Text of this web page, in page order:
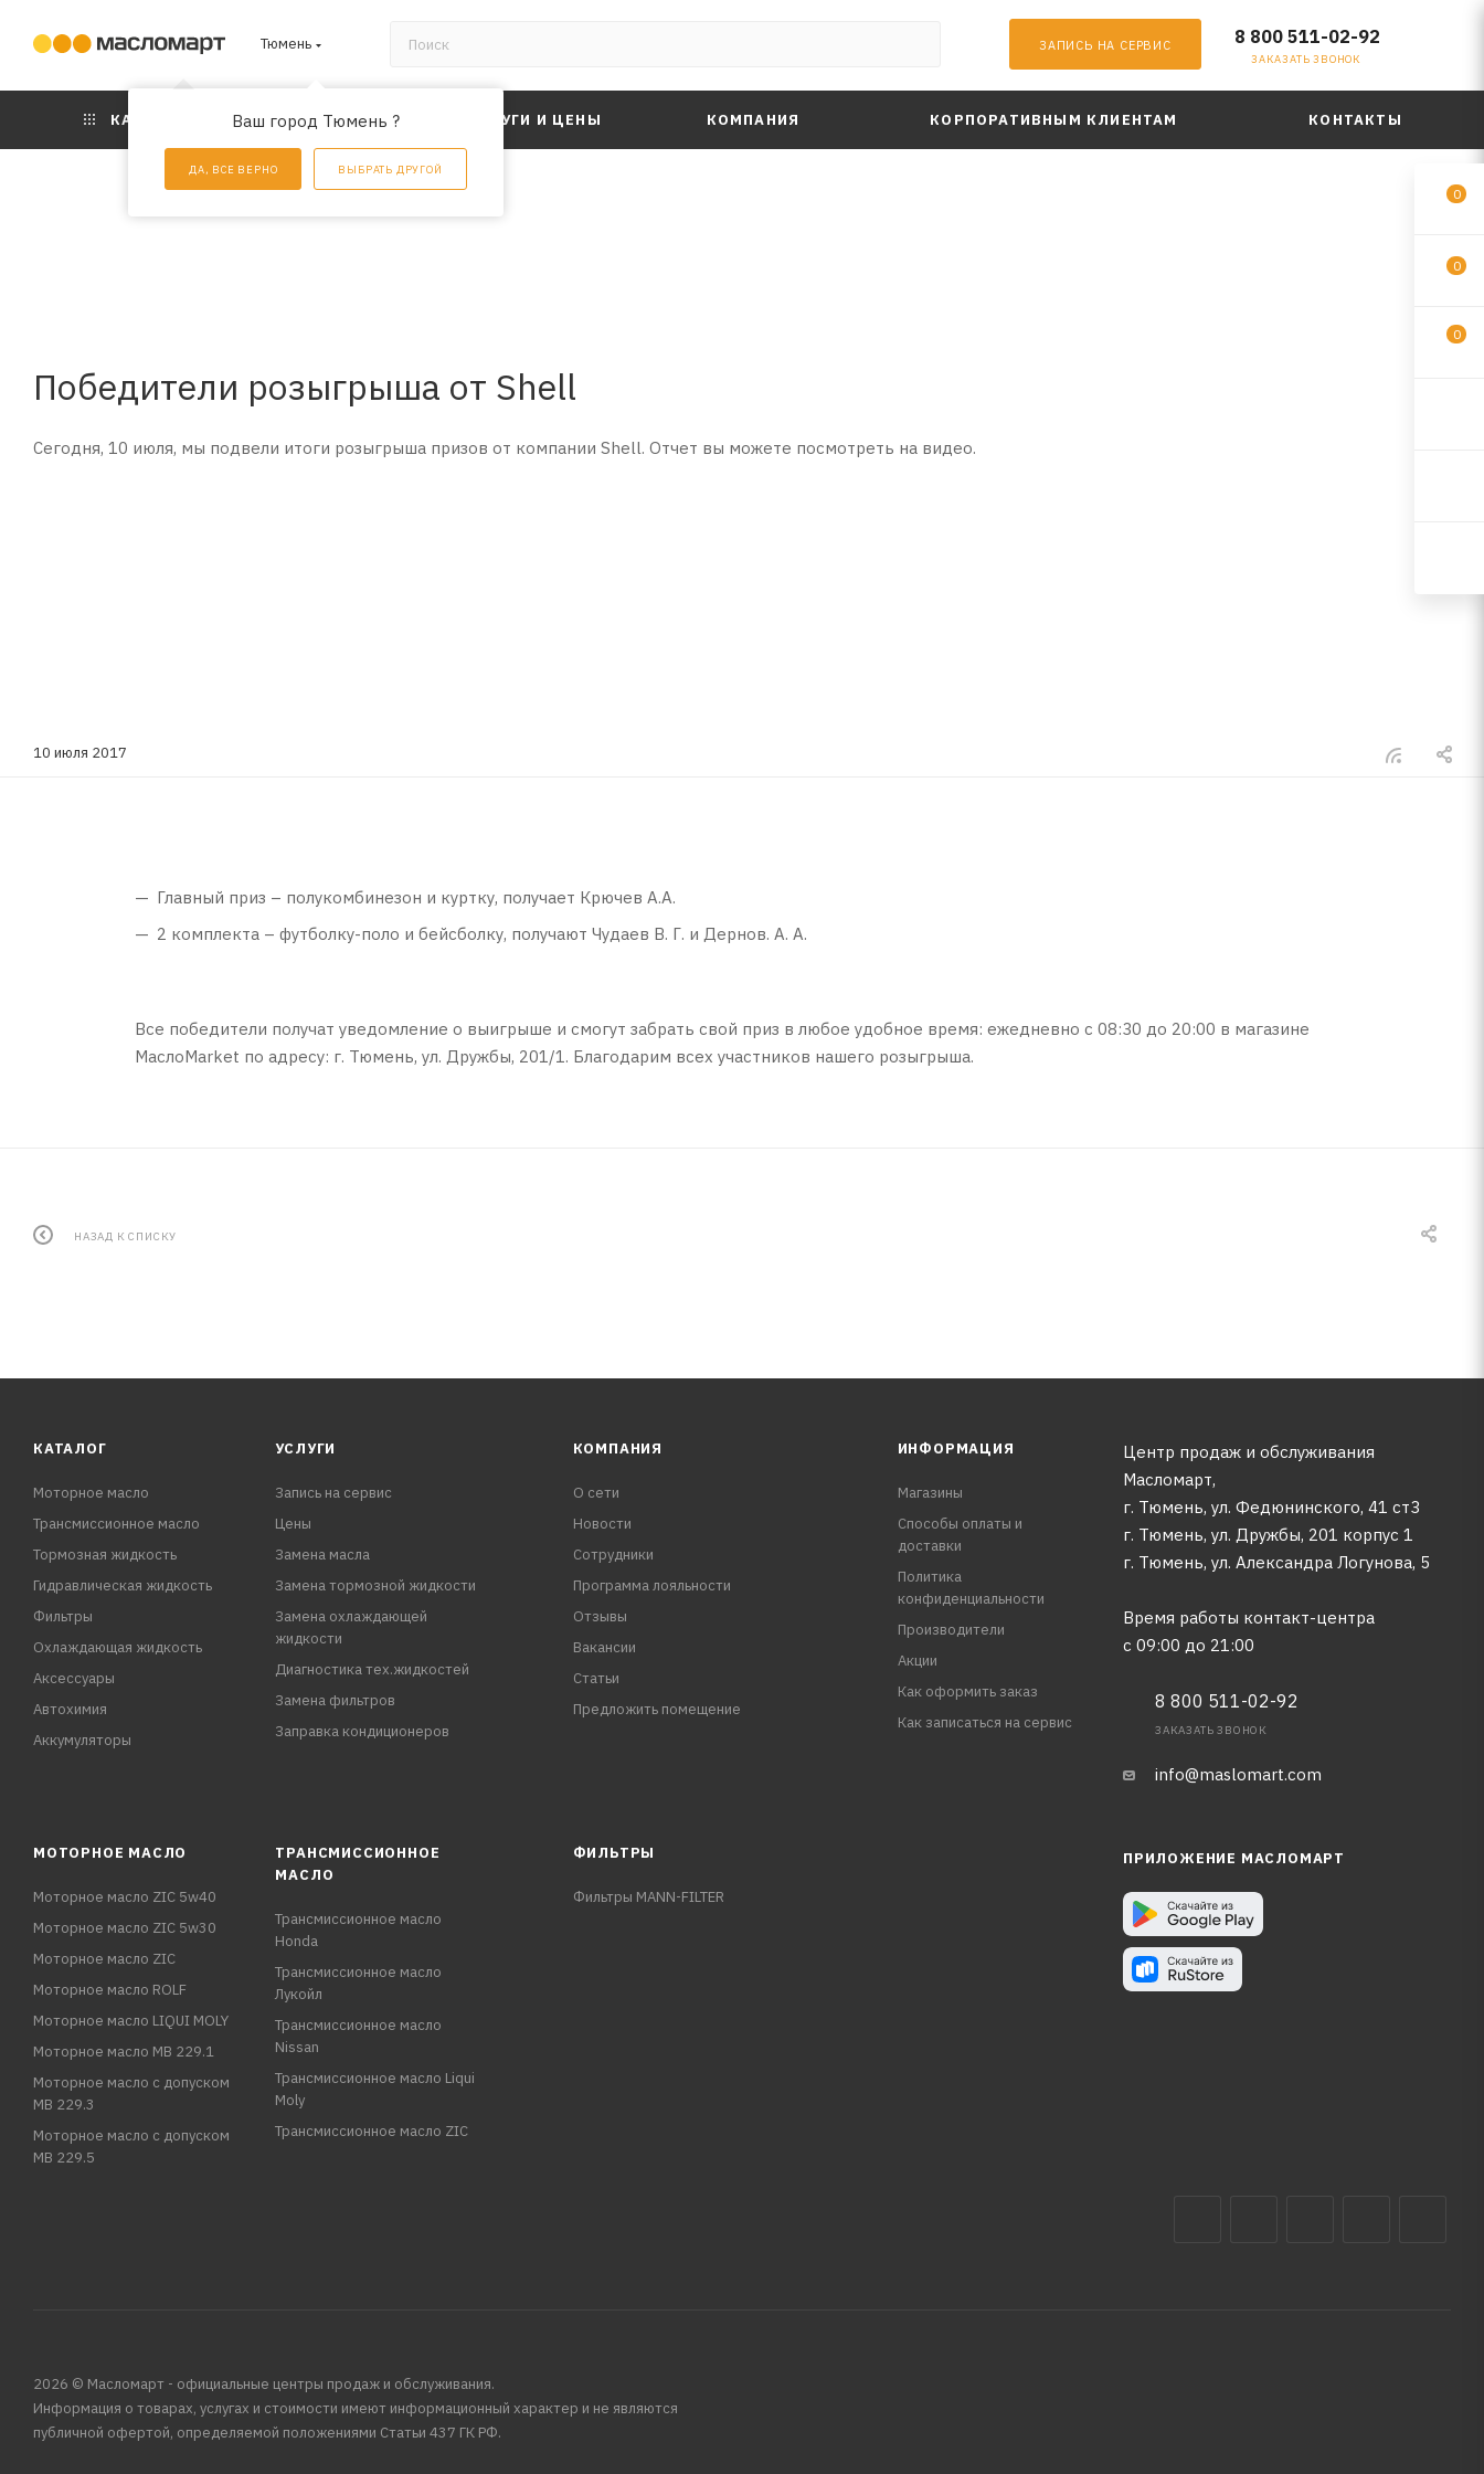
Тюмень
Ваш город Тюмень ?
ДА, ВСЕ ВЕРНО ВЫБРАТЬ ДРУГОЙ
ЗАПИСЬ НА СЕРВИС 8 800 511-02-92
ЗАКАЗАТЬ ЗВОНОК
КАТАЛОГ АКЦИИ УСЛУГИ И ЦЕНЫ КОМПАНИЯ КОРПОРАТИВНЫМ КЛИЕНТАМ КОНТАКТЫ
Победители розыгрыша от Shell
Сегодня, 10 июля, мы подвели итоги розыгрыша призов от компании Shell. Отчет вы можете посмотреть на видео.
10 июля 2017
Главный приз – полукомбинезон и куртку, получает Крючев А.А.
2 комплекта – футболку-поло и бейсболку, получают Чудаев В. Г. и Дернов. А. А.
Все победители получат уведомление о выигрыше и смогут забрать свой приз в любое удобное время: ежедневно с 08:30 до 20:00 в магазине
МаслоMarket по адресу: г. Тюмень, ул. Дружбы, 201/1. Благодарим всех участников нашего розыгрыша.
НАЗАД К СПИСКУ
КАТАЛОГ
Моторное масло
Трансмиссионное масло
Тормозная жидкость
Гидравлическая жидкость
Фильтры
Охлаждающая жидкость
Аксессуары
Автохимия
Аккумуляторы
УСЛУГИ
Запись на сервис
Цены
Замена масла
Замена тормозной жидкости
Замена охлаждающей
жидкости
Диагностика тех.жидкостей
Замена фильтров
Заправка кондиционеров
КОМПАНИЯ
О сети
Новости
Сотрудники
Программа лояльности
Отзывы
Вакансии
Статьи
Предложить помещение
ИНФОРМАЦИЯ
Магазины
Способы оплаты и
доставки
Политика
конфиденциальности
Производители
Акции
Как оформить заказ
Как записаться на сервис
Центр продаж и обслуживания
Масломарт,
г. Тюмень, ул. Федюнинского, 41 ст3
г. Тюмень, ул. Дружбы, 201 корпус 1
г. Тюмень, ул. Александра Логунова, 5
Время работы контакт-центра
с 09:00 до 21:00
8 800 511-02-92
ЗАКАЗАТЬ ЗВОНОК
info@maslomart.com
МОТОРНОЕ МАСЛО
Моторное масло ZIC 5w40
Моторное масло ZIC 5w30
Моторное масло ZIC
Моторное масло ROLF
Моторное масло LIQUI MOLY
Моторное масло MB 229.1
Моторное масло с допуском
MB 229.3
Моторное масло с допуском
MB 229.5
ТРАНСМИССИОННОЕ
МАСЛО
Трансмиссионное масло
Honda
Трансмиссионное масло
Лукойл
Трансмиссионное масло
Nissan
Трансмиссионное масло Liqui
Moly
Трансмиссионное масло ZIC
ФИЛЬТРЫ
Фильтры MANN-FILTER
ПРИЛОЖЕНИЕ МАСЛОМАРТ
2026 © Масломарт - официальные центры продаж и обслуживания.
Информация о товарах, услугах и стоимости имеют информационный характер и не являются
публичной офертой, определяемой положениями Статьи 437 ГК РФ.
0
0
0